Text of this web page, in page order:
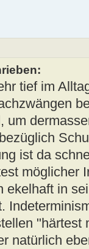
tief im
um
ist da
möglicher
ekelhaft in
"härtest
natürlich